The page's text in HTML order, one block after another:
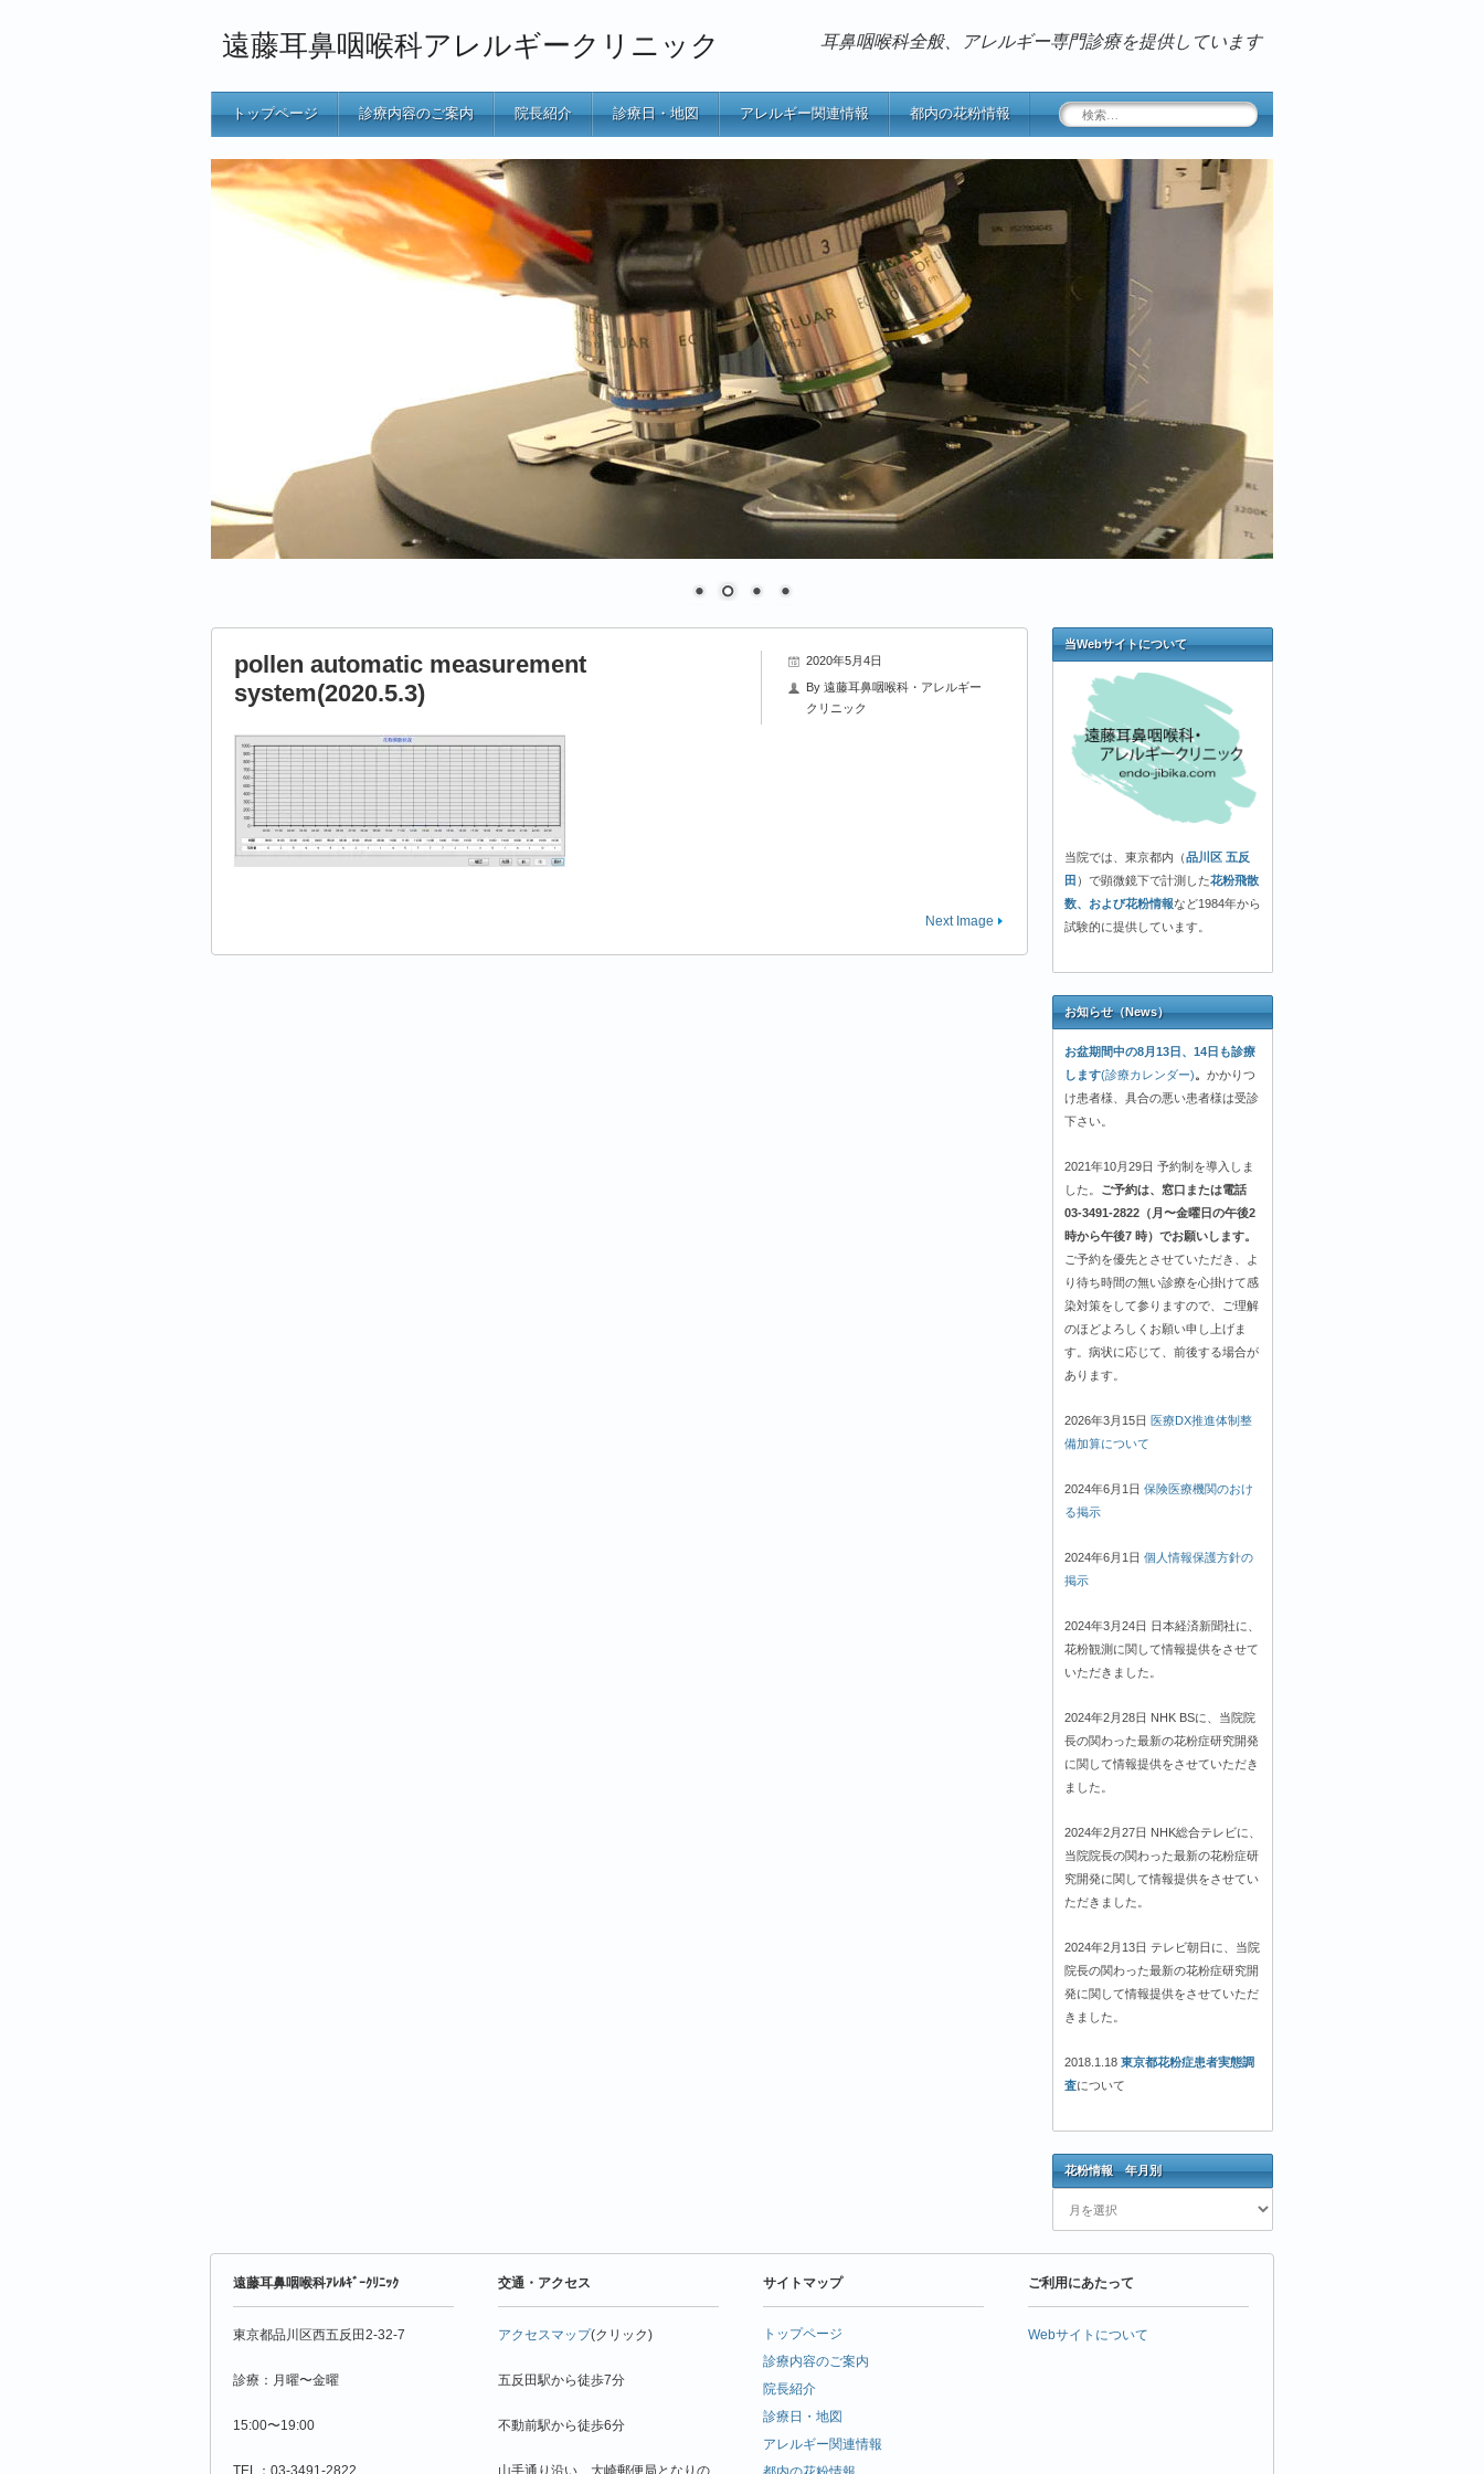
遠藤耳鼻咽喉科アレルギークリニック 耳鼻咽喉科全般、アレルギー専門診療を提供しています
トップページ 診療内容のご案内 院長紹介 診療日・地図 アレルギー関連情報 都内の花粉情報
検
索:
2020年5月4日
By 遠藤耳鼻咽喉科・アレルギー
クリニック
pollen automatic measurement
system(2020.5.3)
Next Image
当Webサイトについて
当院では、東京都内（品川区 五反
田 ）で顕微鏡下で計測した花粉飛散
数、および花粉情報など1984年から
試験的に提供しています。
お知らせ（News）
お盆期間中の8月13日、14日も診療
します(診療カレンダー)。 かかりつ
け患者様、具合の悪い患者様は受診
下さい。
2021年10月29日 予約制を導入しま
した。 ご予約は、窓口または電話
03-3491-2822（月〜金曜日の午後2
時から午後7 時）でお願いします。
ご予約を優先とさせていただき、よ
り待ち時間の無い診療を心掛けて感
染対策をして参りますので、ご理解
のほどよろしくお願い申し上げま
す。病状に応じて、前後する場合が
あります。
2026年3月15日 医療DX推進体制整
備加算について
2024年6月1日 保険医療機関のおけ
る掲示
2024年6月1日 個人情報保護方針の
掲示
2024年3月24日 日本経済新聞社に、
花粉観測に関して情報提供をさせて
いただきました。
2024年2月28日 NHK BSに、当院院
長の関わった最新の花粉症研究開発
に関して情報提供をさせていただき
ました。
2024年2月27日 NHK総合テレビに、
当院院長の関わった最新の花粉症研
究開発に関して情報提供をさせてい
ただきました。
2024年2月13日 テレビ朝日に、当院
院長の関わった最新の花粉症研究開
発に関して情報提供をさせていただ
きました。
2018.1.18 東京都花粉症患者実態調
査について
花粉情報 年月別
花
粉
年
月
別
遠藤耳鼻咽喉科ｱﾚﾙｷﾞｰｸﾘﾆｯｸ
東京都品川区西五反田2-32-7
診療：月曜〜金曜
15:00〜19:00
TEL：03-3491-2822
交通・アクセス
アクセスマップ(クリック)
五反田駅から徒歩7分
不動前駅から徒歩6分
山手通り沿い、大崎郵便局となりの
サイトマップ
トップページ
診療内容のご案内
院長紹介
診療日・地図
アレルギー関連情報
ご利用にあたって
Webサイトについて